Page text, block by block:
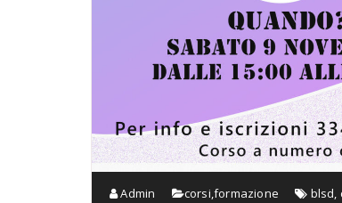
Admin corsi,formazione blsd,